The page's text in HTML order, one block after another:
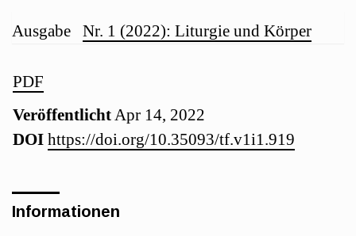
Artikel-
Sidebar
PDF
VeröffentlichtApr 14, 2022
DOI https://doi.org/10.35093/tf.v1i1.919
Artikelinhalt
Artikel-
Details
Ausgabe Nr. 1 (2022): Liturgie und Körper
Informationen